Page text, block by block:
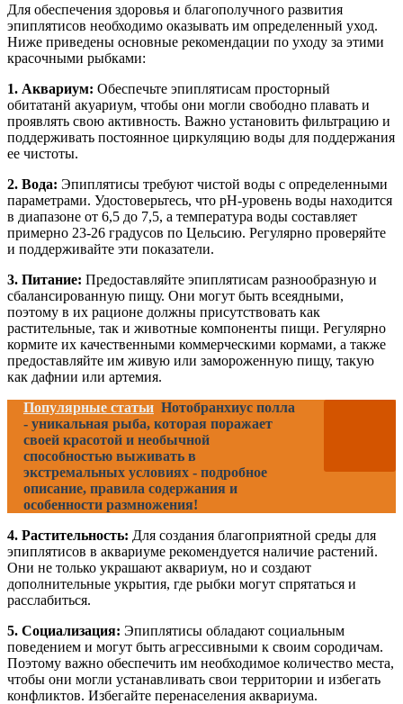
Для обеспечения здоровья и благополучного развития
эпиплятисов необходимо оказывать им определенный уход.
Ниже приведены основные рекомендации по уходу за этими
красочными рыбками:
1. Аквариум: Обеспечьте эпиплятисам просторный
обитатанй акуариум, чтобы они могли свободно плавать и
проявлять свою активность. Важно установить фильтрацию и
поддерживать постоянное циркуляцию воды для поддержания
ее чистоты.
2. Вода: Эпиплятисы требуют чистой воды с определенными
параметрами. Удостоверьтесь, что pH-уровень воды находится
в диапазоне от 6,5 до 7,5, а температура воды составляет
примерно 23-26 градусов по Цельсию. Регулярно проверяйте
и поддерживайте эти показатели.
3. Питание: Предоставляйте эпиплятисам разнообразную и
сбалансированную пищу. Они могут быть всеядными,
поэтому в их рационе должны присутствовать как
растительные, так и животные компоненты пищи. Регулярно
кормите их качественными коммерческими кормами, а также
предоставляйте им живую или замороженную пищу, такую
как дафнии или артемия.
Популярные статьи Нотобранхиус полла
- уникальная рыба, которая поражает
своей красотой и необычной
способностью выживать в
экстремальных условиях - подробное
описание, правила содержания и
особенности размножения!
4. Растительность: Для создания благоприятной среды для
эпиплятисов в аквариуме рекомендуется наличие растений.
Они не только украшают аквариум, но и создают
дополнительные укрытия, где рыбки могут спрятаться и
расслабиться.
5. Социализация: Эпиплятисы обладают социальным
поведением и могут быть агрессивными к своим сородичам.
Поэтому важно обеспечить им необходимое количество места,
чтобы они могли устанавливать свои территории и избегать
конфликтов. Избегайте перенаселения аквариума.